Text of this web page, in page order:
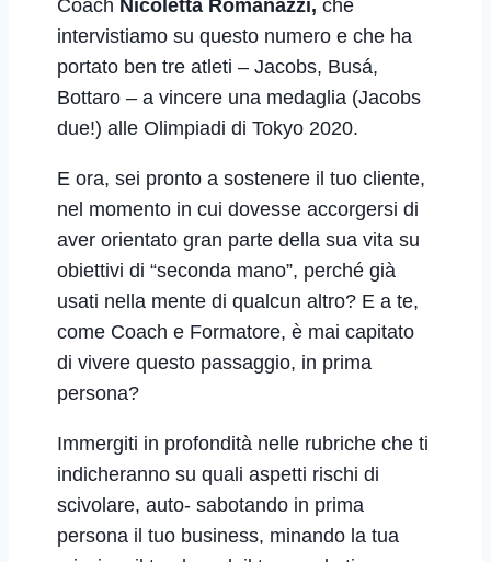
Coach Nicoletta Romanazzi, che
intervistiamo su questo numero e che ha
portato ben tre atleti – Jacobs, Busá,
Bottaro – a vincere una medaglia (Jacobs
due!) alle Olimpiadi di Tokyo 2020.
E ora, sei pronto a sostenere il tuo cliente,
nel momento in cui dovesse accorgersi di
aver orientato gran parte della sua vita su
obiettivi di “seconda mano”, perché già
usati nella mente di qualcun altro? E a te,
come Coach e Formatore, è mai capitato
di vivere questo passaggio, in prima
persona?
Immergiti in profondità nelle rubriche che ti
indicheranno su quali aspetti rischi di
scivolare, auto- sabotando in prima
persona il tuo business, minando la tua